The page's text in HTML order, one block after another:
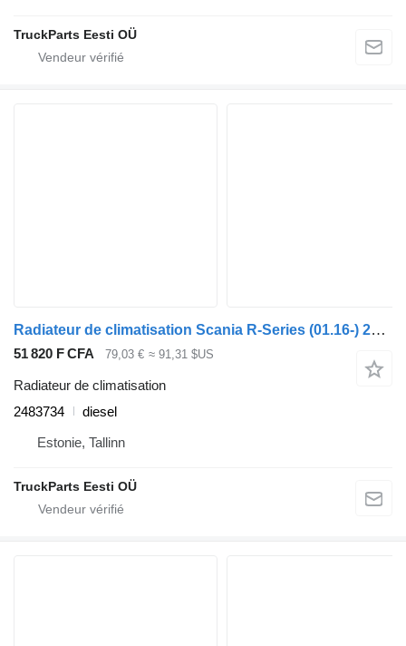
TruckParts Eesti OÜ
Radiateur de climatisation Scania R-Series (01.16-) 2483734 pour tracteur routier Scania L,P,G,R,S-series (2016-)
51 820 F CFA 79,03 € ≈ 91,31 $US
Radiateur de climatisation
2483734
diesel
Estonie, Tallinn
TruckParts Eesti OÜ